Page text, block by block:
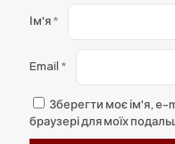
Ім'я*
Email *
Зберегти моє ім'я, e-
браузері для моїх